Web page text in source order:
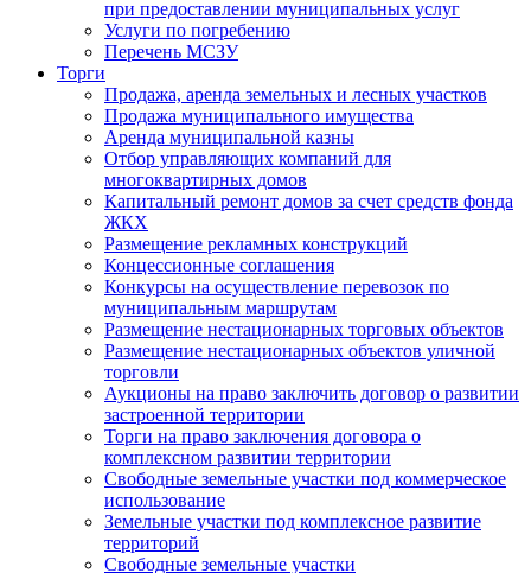
при предоставлении муниципальных услуг
Услуги по погребению
Перечень МСЗУ
Торги
Продажа, аренда земельных и лесных участков
Продажа муниципального имущества
Аренда муниципальной казны
Отбор управляющих компаний для
многоквартирных домов
Капитальный ремонт домов за счет средств фонда
ЖКХ
Размещение рекламных конструкций
Концессионные соглашения
Конкурсы на осуществление перевозок по
муниципальным маршрутам
Размещение нестационарных торговых объектов
Размещение нестационарных объектов уличной
торговли
Аукционы на право заключить договор о развитии
застроенной территории
Торги на право заключения договора о
комплексном развитии территории
Свободные земельные участки под коммерческое
использование
Земельные участки под комплексное развитие
территорий
Свободные земельные участки